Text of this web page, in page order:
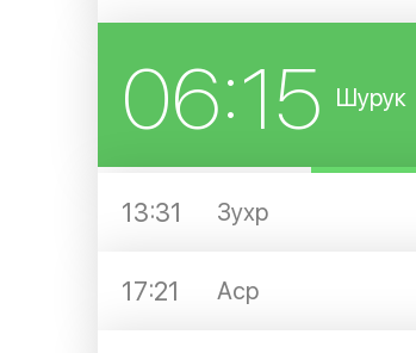
06:15 Шурук
13:31 Зухр
17:21 Аср